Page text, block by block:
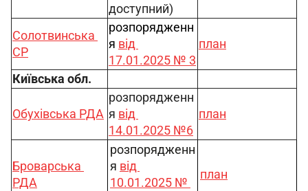
доступний)
Солотвинська
СР
розпорядженн
я від
17.01.2025 № 3
план
Київська обл.
Обухівська РДА
розпорядженн
я від
14.01.2025 №6
план
Броварська
РДА
розпорядженн
я від
10.01.2025 №
план